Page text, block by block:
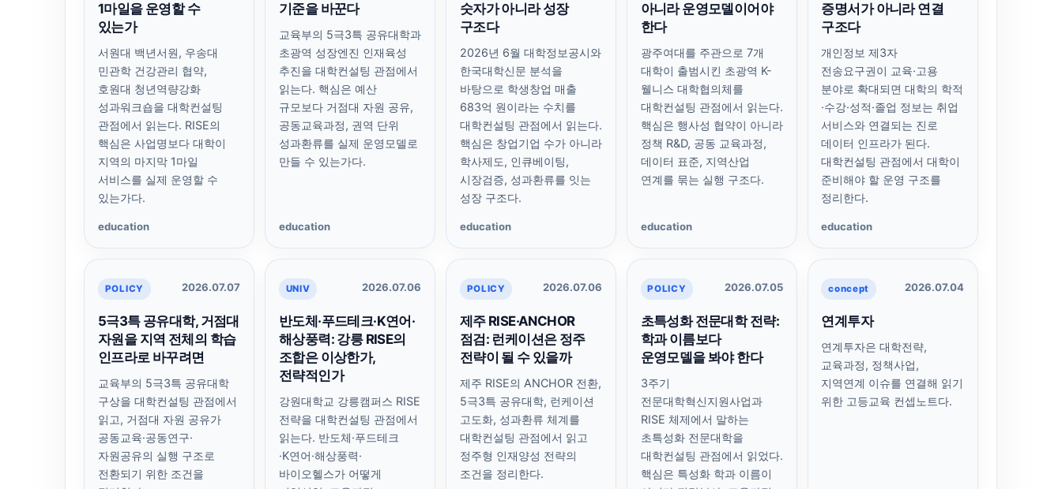
1마일을 운영할 수
있는가
서원대 백년서원, 우송대
민관학 건강관리 협약,
호원대 청년역량강화
성과워크숍을 대학컨설팅
관점에서 읽는다. RISE의
핵심은 사업명보다 대학이
지역의 마지막 1마일
서비스를 실제 운영할 수
있는가다.
education
기준을 바꾼다
교육부의 5극3특 공유대학과
초광역 성장엔진 인재육성
추진을 대학컨설팅 관점에서
읽는다. 핵심은 예산
규모보다 거점대 자원 공유,
공동교육과정, 권역 단위
성과환류를 실제 운영모델로
만들 수 있는가다.
education
숫자가 아니라 성장
구조다
2026년 6월 대학정보공시와
한국대학신문 분석을
바탕으로 학생창업 매출
683억 원이라는 수치를
대학컨설팅 관점에서 읽는다.
핵심은 창업기업 수가 아니라
학사제도, 인큐베이팅,
시장검증, 성과환류를 잇는
성장 구조다.
education
아니라 운영모델이어야
한다
광주여대를 주관으로 7개
대학이 출범시킨 초광역 K-
웰니스 대학협의체를
대학컨설팅 관점에서 읽는다.
핵심은 행사성 협약이 아니라
정책 R&D, 공동 교육과정,
데이터 표준, 지역산업
연계를 묶는 실행 구조다.
education
증명서가 아니라 연결
구조다
개인정보 제3자
전송요구권이 교육·고용
분야로 확대되면 대학의 학적
·수강·성적·졸업 정보는 취업
서비스와 연결되는 진로
데이터 인프라가 된다.
대학컨설팅 관점에서 대학이
준비해야 할 운영 구조를
정리한다.
education
POLICY 2026.07.07
5극3특 공유대학, 거점대
자원을 지역 전체의 학습
인프라로 바꾸려면
교육부의 5극3특 공유대학
구상을 대학컨설팅 관점에서
읽고, 거점대 자원 공유가
공동교육·공동연구·
자원공유의 실행 구조로
전환되기 위한 조건을
UNIV 2026.07.06
반도체·푸드테크·K연어·
해상풍력: 강릉 RISE의
조합은 이상한가,
전략적인가
강원대학교 강릉캠퍼스 RISE
전략을 대학컨설팅 관점에서
읽는다. 반도체·푸드테크
·K연어·해상풍력·
바이오헬스가 어떻게
POLICY 2026.07.06
제주 RISE·ANCHOR
점검: 런케이션은 정주
전략이 될 수 있을까
제주 RISE의 ANCHOR 전환,
5극3특 공유대학, 런케이션
고도화, 성과환류 체계를
대학컨설팅 관점에서 읽고
정주형 인재양성 전략의
조건을 정리한다.
POLICY 2026.07.05
초특성화 전문대학 전략:
학과 이름보다
운영모델을 봐야 한다
3주기
전문대학혁신지원사업과
RISE 체제에서 말하는
초특성화 전문대학을
대학컨설팅 관점에서 읽었다.
핵심은 특성화 학과 이름이
concept 2026.07.04
연계투자
연계투자은 대학전략,
교육과정, 정책사업,
지역연계 이슈를 연결해 읽기
위한 고등교육 컨셉노트다.